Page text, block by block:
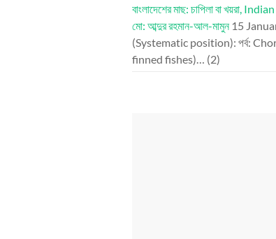
বাংলাদেশের মাছ: চাপিলা বা খয়রা,
মো: আব্দুর রহমান-আল-মামুন 15
(Systematic position): পর্ব:
finned fishes)… (2)